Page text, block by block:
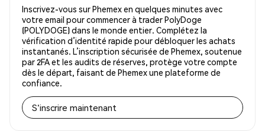
Inscrivez-vous sur Phemex en quelques minutes avec
votre email pour commencer à trader PolyDoge
(POLYDOGE) dans le monde entier. Complétez la
vérification d’identité rapide pour débloquer les achats
instantanés. L’inscription sécurisée de Phemex, soutenue
par 2FA et les audits de réserves, protège votre compte
dès le départ, faisant de Phemex une plateforme de
confiance.
S'inscrire maintenant